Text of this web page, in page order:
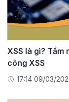
XSS là gì?
công XSS
17:14 09/03/